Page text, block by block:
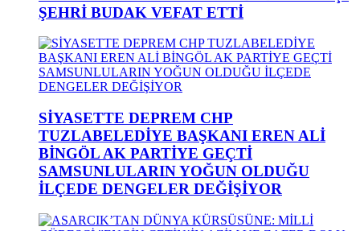
ŞEHRİ BUDAK VEFAT ETTİ
SİYASETTE DEPREM CHP
TUZLABELEDİYE BAŞKANI EREN ALİ
BİNGÖL AK PARTİYE GEÇTİ
SAMSUNLULARIN YOĞUN OLDUĞU
İLÇEDE DENGELER DEĞİŞİYOR